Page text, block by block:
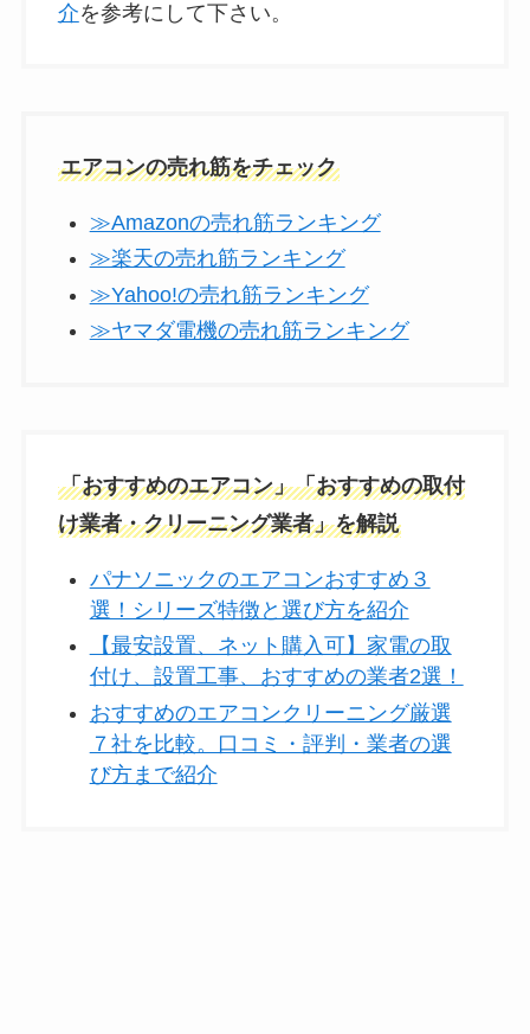
介を参考にして下さい。
エアコンの売れ筋をチェック
≫Amazonの売れ筋ランキング
≫楽天の売れ筋ランキング
≫Yahoo!の売れ筋ランキング
≫ヤマダ電機の売れ筋ランキング
「おすすめのエアコン」「おすすめの取付
け業者・クリーニング業者」を解説
パナソニックのエアコンおすすめ３
選！シリーズ特徴と選び方を紹介
【最安設置、ネット購入可】家電の取
付け、設置工事、おすすめの業者2選！
おすすめのエアコンクリーニング厳選
７社を比較。口コミ・評判・業者の選
び方まで紹介